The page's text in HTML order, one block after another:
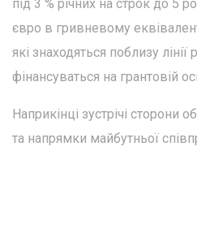
під 3 % річних на строк до 5
євро в гривневому
які знаходяться поблизу
фінансуваться на грантовій
Наприкінці зустрічі сторони
та напрямки майбутньої